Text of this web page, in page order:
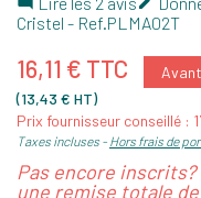
Cristel - Ref.PLMA02T
16,11 € TTC
(13,43 € HT)
Prix fournisseur conseillé :
Taxes incluses Hors frais de
Pas encore
une remise totale de